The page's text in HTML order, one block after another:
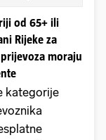
od 65+ ili
Rijeke za
moraju
kategorije